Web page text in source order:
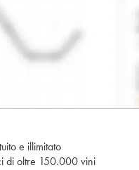
e illimitato
di oltre 150.000 vini